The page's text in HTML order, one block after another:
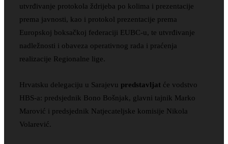
utvrđivanje protokola ždrijeba po kolima i prezentacije
prema javnosti, kao i protokol prezentacije prema
Europskoj boksačkoj federaciji EUBC-u, te utvrđivanje
nadležnosti i obaveza operativnog rada i praćenja
realizacije Regionalne lige.
Hrvatsku delegaciju u Sarajevu predstavljat će vodstvo
HBS-a: predsjednik Bono Bošnjak, glavni tajnik Marko
Marović i predsjednik Natjecateljske komisije Nikola
Volarević.